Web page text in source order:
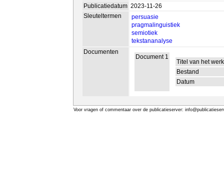
Publicatiedatum 2023-11-26
Sleuteltermen
persuasie
pragmalinguistiek
semiotiek
tekstananalyse
Documenten
Document 1
Titel van het
Bestand
Datum
Voor vragen of commentaar over de publicatieserver: